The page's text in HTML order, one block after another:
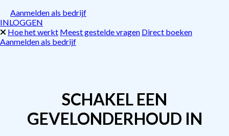
Aanmelden als bedrijf
INLOGGEN
Hoe het werkt Meest gestelde vragen Direct boeken
Aanmelden als bedrijf
SCHAKEL EEN
GEVELONDERHOUD IN